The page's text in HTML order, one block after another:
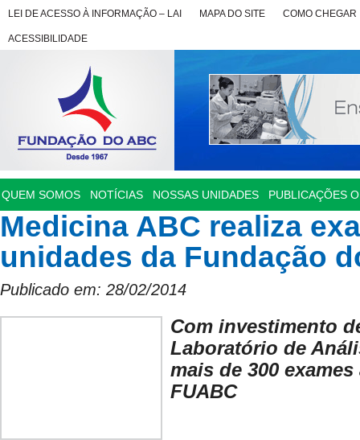
LEI DE ACESSO À INFORMAÇÃO – LAI MAPA DO SITE COMO CHEGAR
ACESSIBILIDADE
QUEM SOMOS NOTÍCIAS NOSSAS UNIDADES PUBLICAÇÕES
Medicina ABC realiza
unidades da Fundação
Publicado em: 28/02/2014
Com investimento
Laboratório de
mais de 300
FUABC